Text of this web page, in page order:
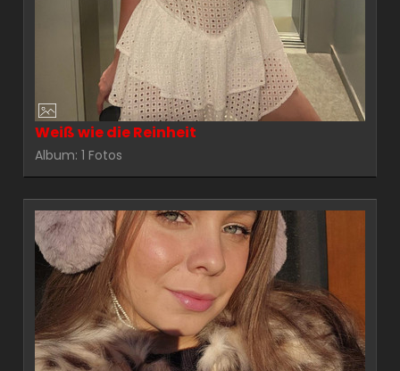
Weiß wie die Reinheit
Album: 1 Fotos